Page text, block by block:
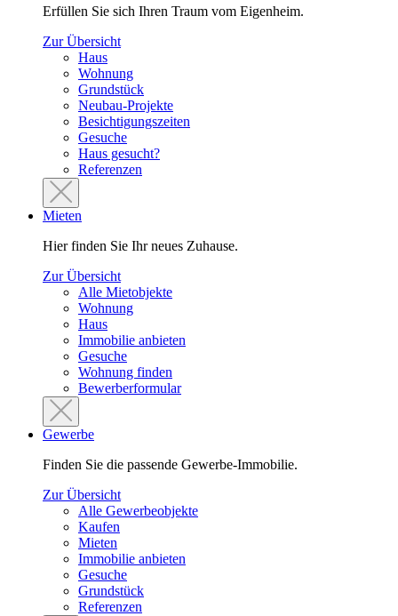
Erfüllen Sie sich Ihren Traum vom Eigenheim.
Zur Übersicht
Haus
Wohnung
Grundstück
Neubau-Projekte
Besichtigungszeiten
Gesuche
Haus gesucht?
Referenzen
Mieten
Hier finden Sie Ihr neues Zuhause.
Zur Übersicht
Alle Mietobjekte
Wohnung
Haus
Immobilie anbieten
Gesuche
Wohnung finden
Bewerberformular
Gewerbe
Finden Sie die passende Gewerbe-Immobilie.
Zur Übersicht
Alle Gewerbeobjekte
Kaufen
Mieten
Immobilie anbieten
Gesuche
Grundstück
Referenzen